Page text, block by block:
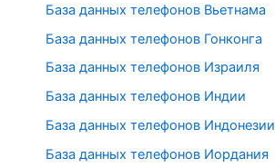
База данных телефонов Вьетнама
База данных телефонов Гонконга
База данных телефонов Израиля
База данных телефонов Индии
База данных телефонов Индонезии
База данных телефонов Иордания